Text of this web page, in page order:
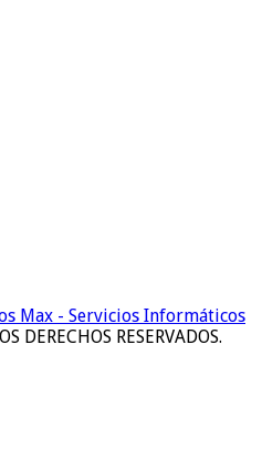
Max - Servicios Informáticos
RESERVADOS.